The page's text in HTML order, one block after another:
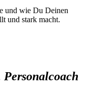
und wie Du Deinen
und stark macht.